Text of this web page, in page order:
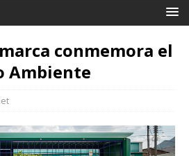
conmemora el
Ambiente